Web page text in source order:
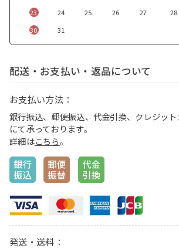
23
24 25 26 27 28
30
31
配送・お支払い・返品について
お支払い方法：
銀行振込、郵便振込、代金引換、クレジッ
にて承っております。
詳細はこちら。
発送・送料：